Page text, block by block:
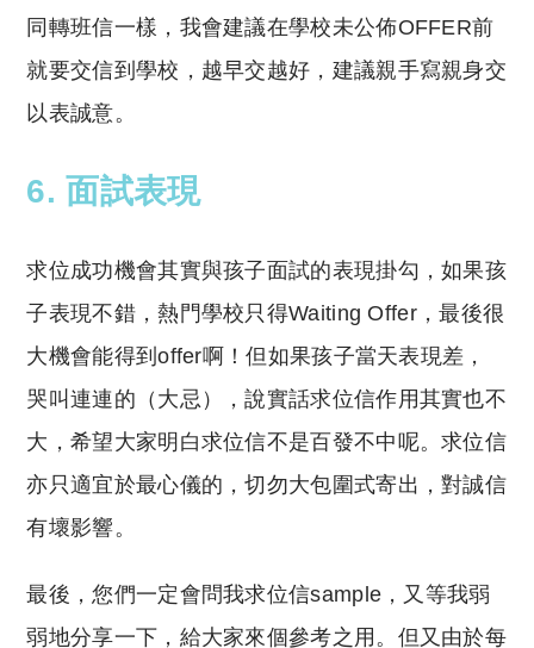
同轉班信一樣，我會建議在學校未公佈OFFER前
就要交信到學校，越早交越好，建議親手寫親身交
以表誠意。
6. 面試表現
求位成功機會其實與孩子面試的表現掛勾，如果孩
子表現不錯，熱門學校只得Waiting Offer，最後很
大機會能得到offer啊！但如果孩子當天表現差，
哭叫連連的（大忌），說實話求位信作用其實也不
大，希望大家明白求位信不是百發不中呢。求位信
亦只適宜於最心儀的，切勿大包圍式寄出，對誠信
有壞影響。
最後，您們一定會問我求位信sample，又等我弱
弱地分享一下，給大家來個參考之用。但又由於每